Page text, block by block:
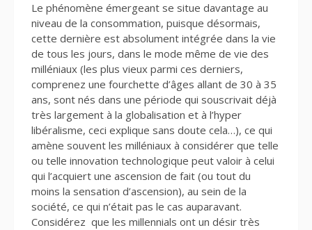
Le phénomène émergeant se situe davantage au
niveau de la consommation, puisque désormais,
cette dernière est absolument intégrée dans la vie
de tous les jours, dans le mode même de vie des
milléniaux (les plus vieux parmi ces derniers,
comprenez une fourchette d’âges allant de 30 à 35
ans, sont nés dans une période qui souscrivait déjà
très largement à la globalisation et à l’hyper
libéralisme, ceci explique sans doute cela…), ce qui
amène souvent les milléniaux à considérer que telle
ou telle innovation technologique peut valoir à celui
qui l’acquiert une ascension de fait (ou tout du
moins la sensation d’ascension), au sein de la
société, ce qui n’était pas le cas auparavant.
Considérez que les millennials ont un désir très